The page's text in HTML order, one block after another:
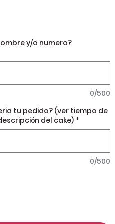
y/o numero?
0/500
tu pedido? (ver tiempo de
del cake) *
0/500